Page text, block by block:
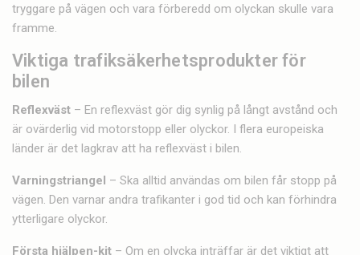
tryggare på vägen och vara förberedd om olyckan skulle vara
framme.
Viktiga trafiksäkerhetsprodukter för
bilen
Reflexväst – En reflexväst gör dig synlig på långt avstånd och
är ovärderlig vid motorstopp eller olyckor. I flera europeiska
länder är det lagkrav att ha reflexväst i bilen.
Varningstriangel – Ska alltid användas om bilen får stopp på
vägen. Den varnar andra trafikanter i god tid och kan förhindra
ytterligare olyckor.
Första hjälpen-kit – Om en olycka inträffar är det viktigt att